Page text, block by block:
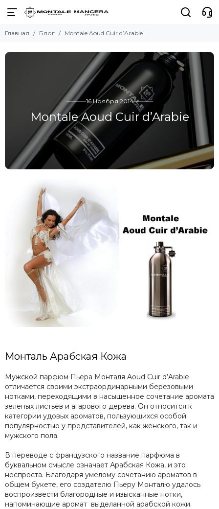
Главная Блог Montale Aoud Cuir d’Arabie
16 Ноября 2014
Montale Aoud Cuir d’Arabie
Монталь Арабская Кожа
Мужской парфюм Пьера Монталя Aoud Cuir d’Arabie
отличается своими экстраординарными березовыми
нотками, переходящими в насыщенное сочетание аромата
зеленых листьев и агарового дерева. Он относится к
категории удовых ароматов, пользующихся особой
популярностью у представителей, как женского, так и
мужского пола.
В переводе с французского название парфюма в
буквальном смысле означает Арабская Кожа, и это
неспроста. Благодаря умелому сочетанию ароматов в
общем букете, его создателю Пьеру Монталю удалось
воспроизвести благородные и изысканные нотки,
напоминающие аромат выделанной арабской кожи.